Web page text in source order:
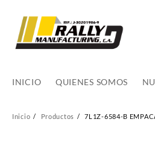
contenido
INICIO QUIENES SOMOS
Inicio Productos 7L1Z-6584-B